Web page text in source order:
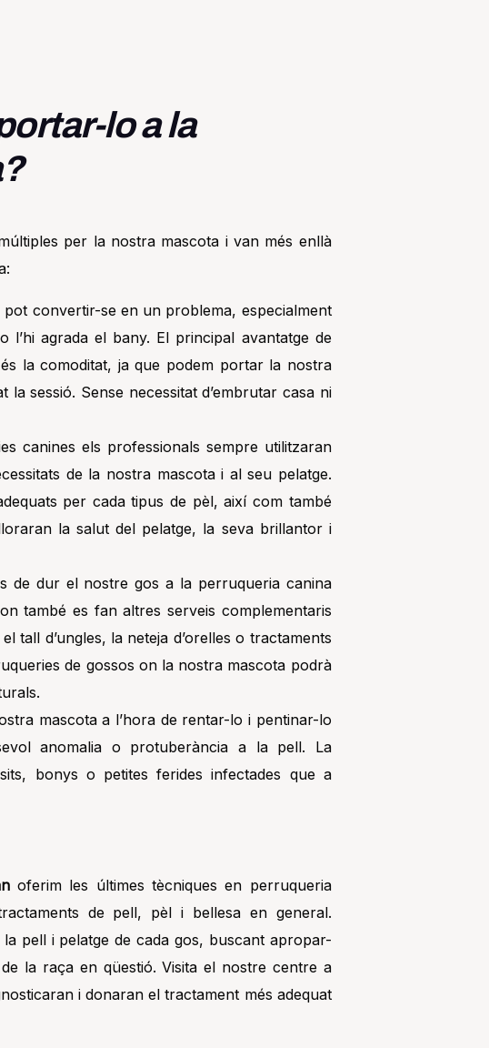
lo a la
per la nostra mascota i van més enllà
convertir-se en un problema, especialment
l’hi agrada el bany. El principal avantatge de
la comoditat, ja que podem portar la nostra
sessió. Sense necessitat d’embrutar casa ni
canines els professionals sempre utilitzaran
de la nostra mascota i al seu pelatge.
per cada tipus de pèl, així com també
la salut del pelatge, la seva brillantor i
de dur el nostre gos a la perruqueria canina
també es fan altres serveis complementaris
tall d’ungles, la neteja d’orelles o tractaments
de gossos on la nostra mascota podrà
mascota a l’hora de rentar-lo i pentinar-lo
anomalia o protuberància a la pell. La
bonys o petites ferides infectades que a
oferim les últimes tècniques en perruqueria
de pell, pèl i bellesa en general.
pell i pelatge de cada gos, buscant apropar-
de la raça en qüestió. Visita el nostre centre a
i donaran el tractament més adequat